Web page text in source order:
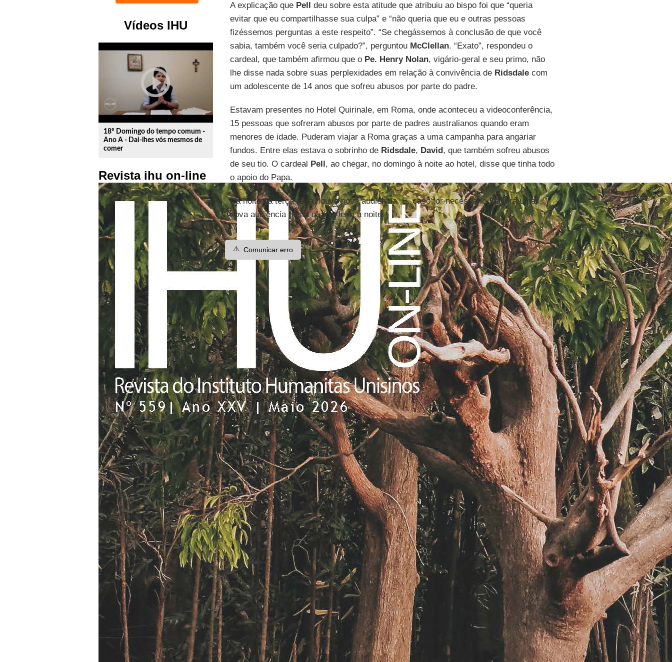
Vídeos IHU
play_circle_outline
18º Domingo do tempo comum -
Ano A - Dai-lhes vós mesmos de
comer
Revista ihu on-line
A explicação que Pell deu sobre esta atitude que atribuiu ao bispo foi que “queria
evitar que eu compartilhasse sua culpa” e “não queria que eu e outras pessoas
fizéssemos perguntas a este respeito”. “Se chegássemos à conclusão de que você
sabia, também você seria culpado?”, perguntou McClellan. “Exato”, respondeu o
cardeal, que também afirmou que o Pe. Henry Nolan, vigário-geral e seu primo, não
lhe disse nada sobre suas perplexidades em relação à convivência de Ridsdalecom
um adolescente de 14 anos que sofreu abusos por parte do padre.
Estavam presentes no Hotel Quirinale, em Roma, onde aconteceu a videoconferência,
15 pessoas que sofreram abusos por parte de padres australianos quando eram
menores de idade. Puderam viajar a Roma graças a uma campanha para angariar
fundos. Entre elas estava o sobrinho de Ridsdale, David, que também sofreu abusos
de seu tio. O cardeal Pell, ao chegar, no domingo à noite ao hotel, disse que tinha todo
o apoio do Papa.
Na noite da terça-feira houve nova audiência. E, caso for necessário, haverá uma
nova audiência nesta quarta-feira à noite.
⚠️ Comunicar erro